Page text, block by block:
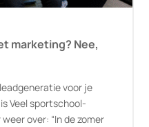
marketing? Nee,
voor je
Veel sportschool-
over: “In de zomer